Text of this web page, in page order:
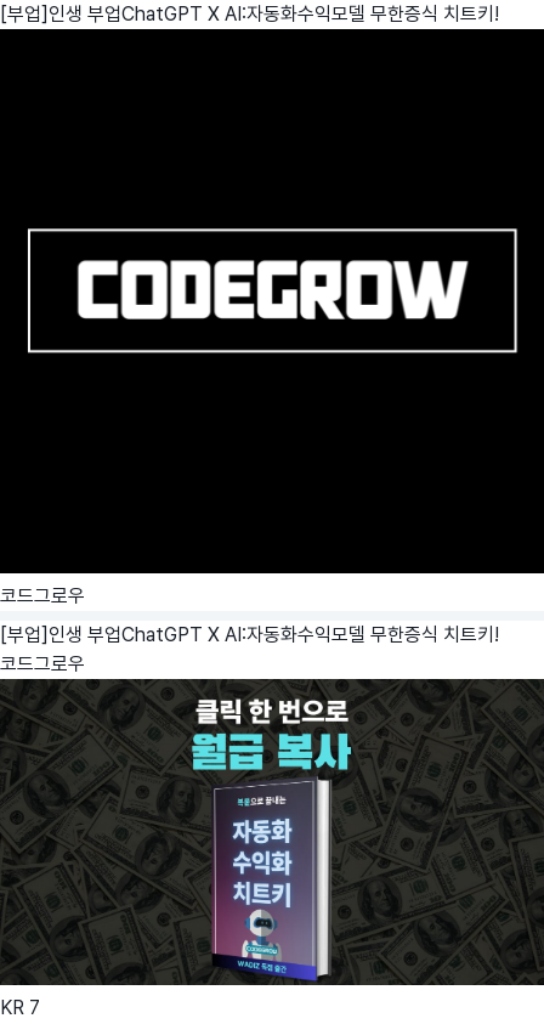
[부업]인생 부업ChatGPT X AI:자동화수익모델 무한증식 치트키!
코드그로우
[부업]인생 부업ChatGPT X AI:자동화수익모델 무한증식 치트키!
코드그로우
KR 7